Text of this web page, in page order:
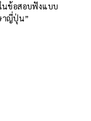
นข้อสอบฟังแบบ
าญี่ปุ่น”